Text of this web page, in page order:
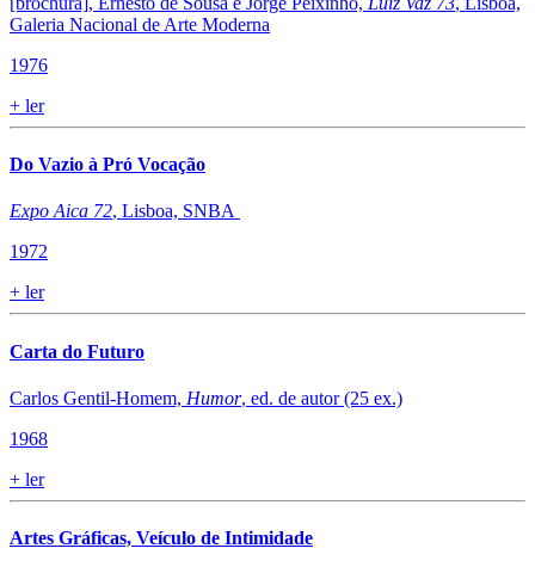
Galeria Nacional de Arte Moderna
1976
+ ler
Do Vazio à Pró Vocação
Expo Aica 72, Lisboa, SNBA
1972
+ ler
​Carta do Futuro
Carlos Gentil-Homem, Humor, ed. de autor (25 ex.)
1968
+ ler
Artes Gráficas, Veículo de Intimidade